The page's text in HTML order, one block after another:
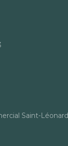
Saint-Léonard